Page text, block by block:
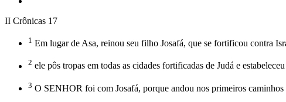
II Crônicas 17
1 Em lugar de Asa, reinou seu filho Josafá, que se fortificou contra
2 ele pôs tropas em todas as cidades fortificadas de Judá e
3 O SENHOR foi com Josafá, porque andou nos primeiros